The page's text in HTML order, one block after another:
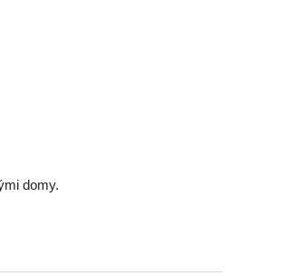
domy.